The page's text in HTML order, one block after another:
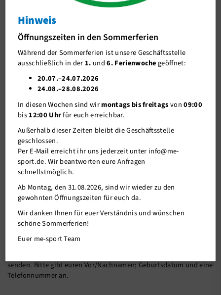
ME-Wanderland am Sonntag 05.09.2021
ME-Wanderland am Sonntag 05.09.2021
16.08.2021
Halden-Hügel-Hopping steht fürThemen- und Bergwandern im
nördlichen Ruhrgebiet
Wiederholung der Wanderung von April 2019.
Eure Wanderführerin an diesem Tag, Anke Kaufmann, kommt
gebürtig aus dem Ruhrgebiet und möchte Euch eine weitere Tour
im Sinne des Halden-Hügel-Hopping nahebringen.
Anmeldung bitte nicht online vornehmen, sondern Eure
senden. Bitte gibt euren Vor/Nachnamen; Geburtsdatum und eine
Telefonnummer an.
J-Team
Stellenangebote
Förderverein me-sport e.V.
Mitgliederservice
Verantwortung
Hinweis
Öffnungszeiten in den Sommerferien
Während der Sommerferien ist unsere Geschäftsstelle
ausschließlich in der 1. und6. Ferienwochegeöffnet:
20.07.–24.07.2026
24.08.–28.08.2026
In diesen Wochen sind wirmontags bis freitagsvon09:00
bis12:00 Uhrfür euch erreichbar.
Außerhalb dieser Zeiten bleibt die Geschäftsstelle
geschlossen.
Per E-Mail erreicht ihr uns jederzeit unter info@me-
sport.de. Wir beantworten eure Anfragen
schnellstmöglich.
Ab Montag, den 31.08.2026, sind wir wieder zu den
gewohnten Öffnungszeiten für euch da.
Wir danken Ihnen für euer Verständnis und wünschen
schöne Sommerferien!
Euer me-sport Team